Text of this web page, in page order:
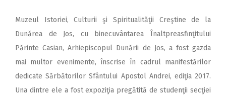
Muzeul Istoriei, Culturii şi Spiritualităţii Creştine de la
Dunărea de Jos, cu binecuvântarea Înaltpreasfinţitului
Părinte Casian, Arhiepiscopul Dunării de Jos, a fost gazda
mai multor evenimente, înscrise în cadrul manifestărilor
dedicate Sărbătorilor Sfântului Apostol Andrei, ediţia 2017.
Una dintre ele a fost expoziţia pregătită de studenţii secţiei